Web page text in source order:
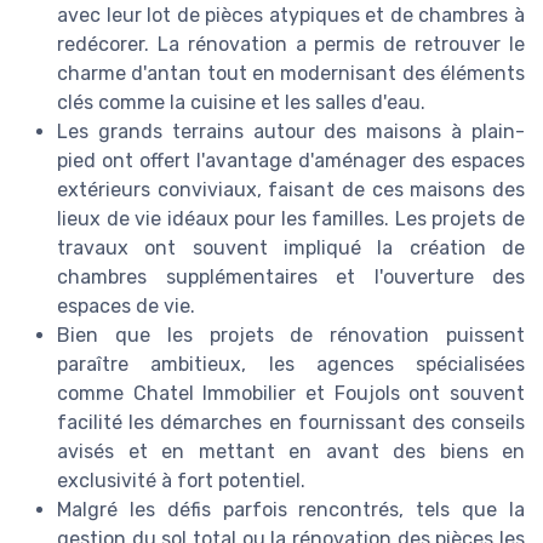
avec leur lot de pièces atypiques et de chambres à
redécorer. La rénovation a permis de retrouver le
charme d'antan tout en modernisant des éléments
clés comme la cuisine et les salles d'eau.
Les grands terrains autour des maisons à plain-
pied ont offert l'avantage d'aménager des espaces
extérieurs conviviaux, faisant de ces maisons des
lieux de vie idéaux pour les familles. Les projets de
travaux ont souvent impliqué la création de
chambres supplémentaires et l'ouverture des
espaces de vie.
Bien que les projets de rénovation puissent
paraître ambitieux, les agences spécialisées
comme Chatel Immobilier et Foujols ont souvent
facilité les démarches en fournissant des conseils
avisés et en mettant en avant des biens en
exclusivité à fort potentiel.
Malgré les défis parfois rencontrés, tels que la